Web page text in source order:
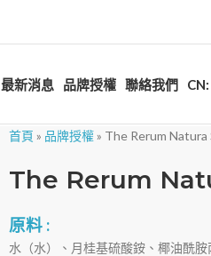
最新消息 品牌授權 聯絡我們 CN:
首頁 » 品牌授權» The Rerum Natura
The Rerum
原料 :
水（水）、月桂基硫酸銨、椰油酰